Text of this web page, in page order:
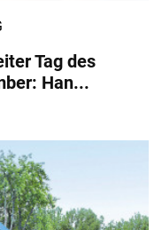
Tag des
Han...